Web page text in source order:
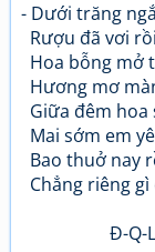
- Dưới trăng
Rượu đã vơi
Hoa bỗng mở
Hương mơ
Giữa đêm hoa
Mai sớm em
Bao thuở nay
Chẳng riêng
Đ-Q-